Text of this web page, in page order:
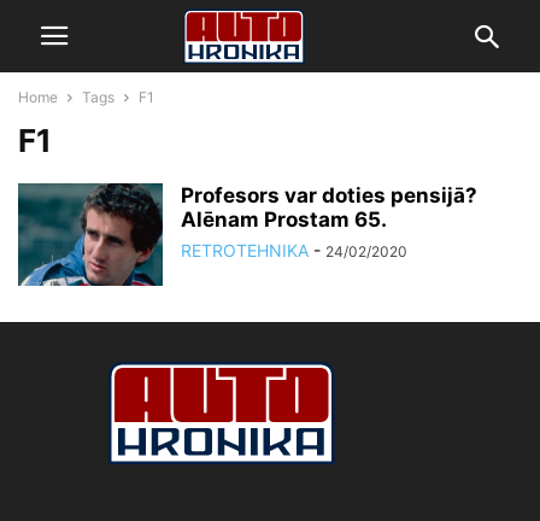
Home Tags F1
F1
Profesors var doties pensijā?
Alēnam Prostam 65.
RETROTEHNIKA - 24/02/2020